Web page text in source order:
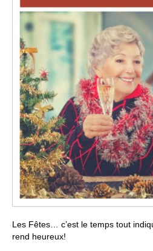
Les Fêtes… c’est le temps tout
rend heureux!